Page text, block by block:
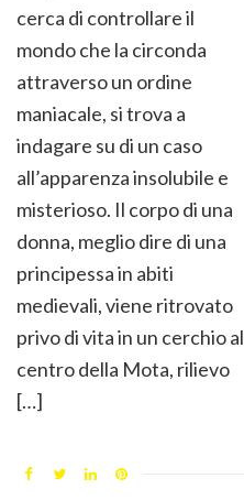
cerca di controllare il
mondo che la circonda
attraverso un ordine
maniacale, si trova a
indagare su di un caso
all’apparenza insolubile e
misterioso. Il corpo di una
donna, meglio dire di una
principessa in abiti
medievali, viene ritrovato
privo di vita in un cerchio al
centro della Mota, rilievo
[…]